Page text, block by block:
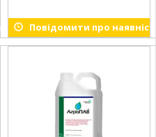
Повідомити про